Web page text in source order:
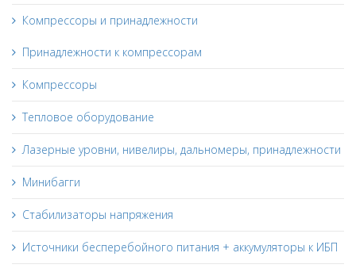
Компрессоры и принадлежности
Принадлежности к компрессорам
Компрессоры
Тепловое оборудование
Лазерные уровни, нивелиры, дальномеры, принадлежности
Минибагги
Стабилизаторы напряжения
Источники бесперебойного питания + аккумуляторы к ИБП